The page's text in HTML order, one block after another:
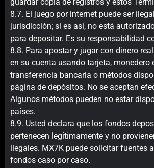
8.7. El juego por internet puede ser
jurisdicción; si es así, no está
para depositar. Es su responsabilidad
8.8. Para apostar y jugar con dinero
en su cuenta usando tarjeta, monedero
transferencia bancaria o métodos
página de depósitos. No se aceptan
Algunos métodos pueden no estar
países.
8.9. Usted declara que los fondos
pertenecen legítimamente y no
ilegales. MX7K puede solicitar fuentes
fondos caso por caso.